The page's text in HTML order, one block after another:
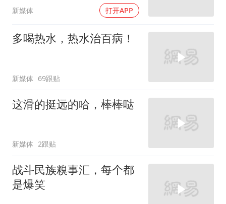
新媒体 打开APP
多喝热水，热水治百病！
新媒体 69跟贴
这滑的挺远的哈，棒棒哒
新媒体 2跟贴
战斗民族糗事汇，每个都
是爆笑